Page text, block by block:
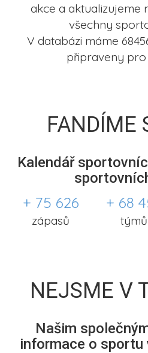
akce a aktualizujeme
všechny
V databázi máme
připraveny pro
FANDÍME
Kalendář
+ 75 626
zápasů
+ 68
týmů
NEJSME V
Našim
informace o sportu